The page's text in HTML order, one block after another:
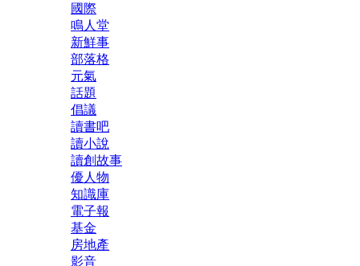
國際
鳴人堂
新鮮事
部落格
元氣
話題
倡議
讀書吧
讀小說
讀創故事
優人物
知識庫
電子報
基金
房地產
影音